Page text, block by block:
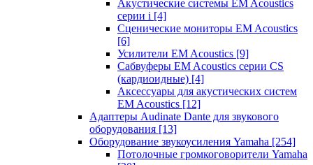
Акустические системы EM Acoustics
серии i [4]
Сценические мониторы EM Acoustics
[6]
Усилители EM Acoustics [9]
Сабвуферы EM Acoustics серии CS
(кардиоидные) [4]
Аксессуары для акустических систем
EM Acoustics [12]
Адаптеры Audinate Dante для звукового
оборудования [13]
Оборудование звукоусиления Yamaha [254]
Потолочные громкоговорители Yamaha